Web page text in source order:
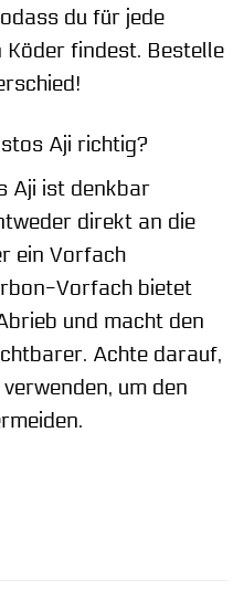
du für jede
Köder findest. Bestelle
Aji richtig?
Aji ist denkbar
direkt an die
ein Vorfach
Vorfach bietet
und macht den
Achte darauf,
um den